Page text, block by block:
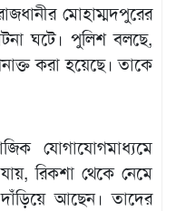
মোহাম্মদপুরের
ঘটে। পুলিশ বলছে,
করা হয়েছে। তাকে
যোগাযোগমাধ্যমে
রিকশা থেকে নেমে
আছেন। তাদের